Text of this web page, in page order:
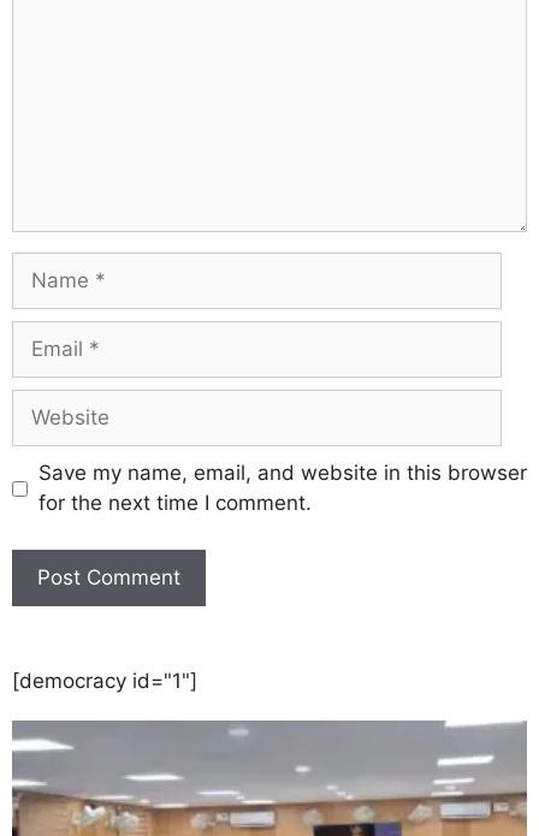
Save my name, email, and website in this browser
for the next time I comment.
[democracy id="1"]